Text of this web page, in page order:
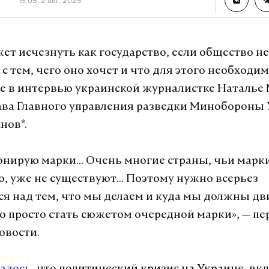
что с военной точки зрения заявление
до власти и использует должность для
дней назад Трамппосоветовал
«следить за словами», поскольку тот
территорию». В ответ зампред экс-президент
нервную реакцию у целого столь грозного
во всем права и продолжит идти своей
Трамп сообщил, что распорядился
в соответствующие регионы, не уточнив,
исчезнуть как государство, если общество не
тем, чего оно хочет и что для этого
в интервью украинской журналистке Наталье
Главного управления разведки
марки... Очень многие страны, чьи
уже не существуют... Поэтому нужно всерьез
над тем, что мы делаем и куда мы должны
стать сюжетом очередной марки», —